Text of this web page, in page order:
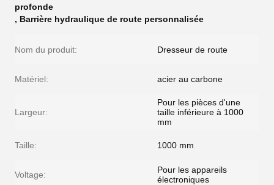
profonde
, Barrière hydraulique de route personnalisée
Nom du produit: Dresseur de route
Matériel: acier au carbone
Largeur:
Pour les pièces d'une
taille inférieure à 1000
mm
Taille: 1000 mm
Voltage:
Pour les appareils
électroniques